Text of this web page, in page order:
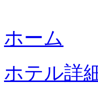
ホーム
ホテル詳